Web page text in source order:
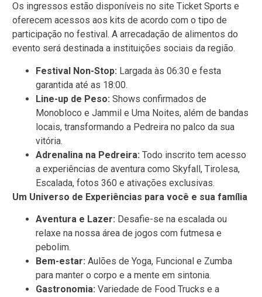
Os ingressos estão disponíveis no site Ticket Sports e
oferecem acessos aos kits de acordo com o tipo de
participação no festival. A arrecadação de alimentos do
evento será destinada a instituições sociais da região.
Festival Non-Stop: Largada às 06:30 e festa
garantida até as 18:00.
Line-up de Peso: Shows confirmados de
Monobloco e Jammil e Uma Noites, além de bandas
locais, transformando a Pedreira no palco da sua
vitória.
Adrenalina na Pedreira: Todo inscrito tem acesso
a experiências de aventura como Skyfall, Tirolesa,
Escalada, fotos 360 e ativações exclusivas.
Um Universo de Experiências para você e sua família
Aventura e Lazer: Desafie-se na escalada ou
relaxe na nossa área de jogos com futmesa e
pebolim.
Bem-estar: Aulões de Yoga, Funcional e Zumba
para manter o corpo e a mente em sintonia.
Gastronomia: Variedade de Food Trucks e a